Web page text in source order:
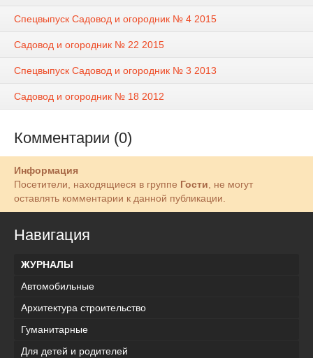
Спецвыпуск Садовод и огородник № 4 2015
Садовод и огородник № 22 2015
Спецвыпуск Садовод и огородник № 3 2013
Садовод и огородник № 18 2012
Комментарии (0)
Информация
Посетители, находящиеся в группе Гости, не могут
оставлять комментарии к данной публикации.
Навигация
ЖУРНАЛЫ
Автомобильные
Архитектура строительство
Гуманитарные
Для детей и родителей